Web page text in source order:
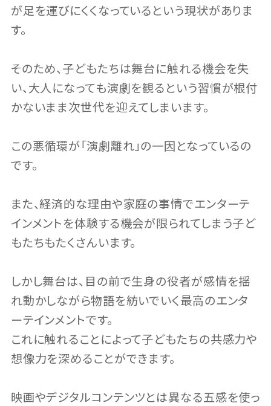
が足を運びにくくなっているという現状がありま
す。
そのため、子どもたちは舞台に触れる機会を失
い、大人になっても演劇を観るという習慣が根付
かないまま次世代を迎えてしまいます。
この悪循環が「演劇離れ」の一因となっているの
です。
また、経済的な理由や家庭の事情でエンターテ
インメントを体験する機会が限られてしまう子ど
もたちもたくさんいます。
しかし舞台は、目の前で生身の役者が感情を揺
れ動かしながら物語を紡いでいく最高のエンタ
ーテインメントです。
これに触れることによって子どもたちの共感力や
想像力を深めることができます。
映画やデジタルコンテンツとは異なる五感を使っ